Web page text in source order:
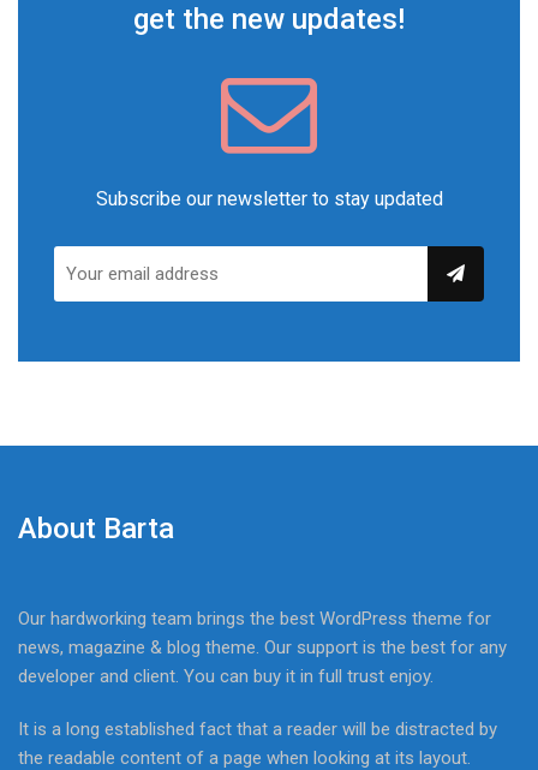
get the new updates!
Subscribe our newsletter to stay updated
About Barta
Our hardworking team brings the best WordPress theme for
news, magazine & blog theme. Our support is the best for any
developer and client. You can buy it in full trust enjoy.
It is a long established fact that a reader will be distracted by
the readable content of a page when looking at its layout.